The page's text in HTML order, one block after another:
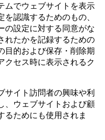
ムでウェブサイトを表示
認識するためのもの、
の設定に対する同意がな
れたかを記録するための
目的および保存・削除期
クセス時に表示されるク
サイト訪問者の興味や利
、ウェブサイトおよび顧
るためにも使用されま